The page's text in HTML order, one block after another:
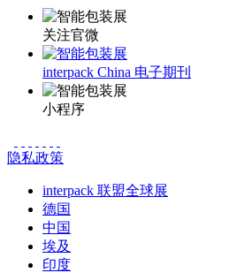
关注官微
interpack China 电子期刊
小程序
隐私政策
interpack 联盟全球展
德国
中国
埃及
印度